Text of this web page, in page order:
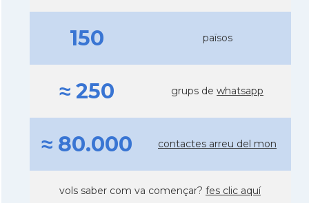
150 països
≈ 250 grups de whatsapp
≈ 80.000 contactes arreu del mon
vols saber com va començar? fes clic aquí